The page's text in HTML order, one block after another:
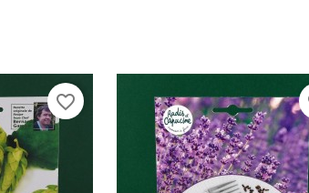
favorite_border